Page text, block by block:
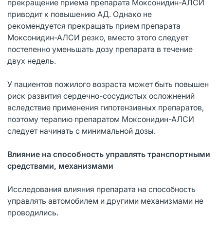
прекращение приема препарата Моксонидин-АЛСИ
приводит к повышению АД. Однако не
рекомендуется прекращать прием препарата
Моксонидин-АЛСИ резко, вместо этого следует
постепенно уменьшать дозу препарата в течение
двух недель.
У пациентов пожилого возраста может быть повышен
риск развития сердечно-сосудистых осложнений
вследствие применения гипотензивных препаратов,
поэтому терапию препаратом Моксонидин-АЛСИ
следует начинать с минимальной дозы.
Влияние на способность управлять транспортными
средствами, механизмами
Исследования влияния препарата на способность
управлять автомобилем и другими механизмами не
проводились.